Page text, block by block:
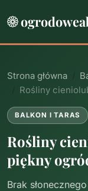
Strona główna
Rośliny
BALKON I TARAS
Rośliny
piękny
Brak